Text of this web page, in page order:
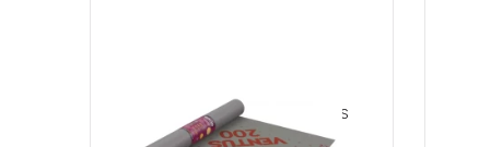
MEMBRANA DACHOWA VENTUS
200g/m2; 1,5x50m